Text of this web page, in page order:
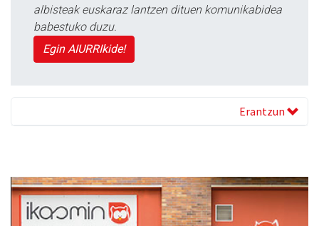
albisteak euskaraz lantzen dituen komunikabidea
babestuko duzu.
Egin AIURRIkide!
Erantzun